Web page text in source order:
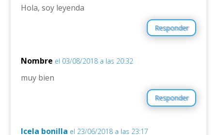
Hola, soy leyenda
Responder
Nombre el 03/08/2018 a las 20:32
muy bien
Responder
Icela bonilla el 23/06/2018 a las 23:17